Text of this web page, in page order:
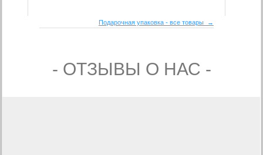
Подарочная упаковка - все товары →
- ОТЗЫВЫ О НАС -